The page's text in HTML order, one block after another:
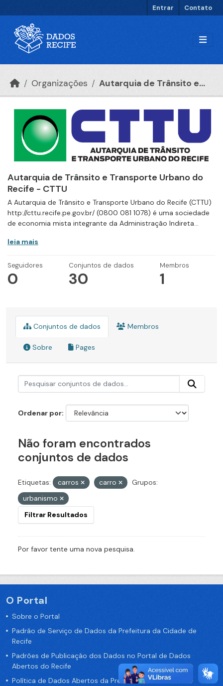
Entrar Contato
Organizações Autarquia de Trânsito e...
Autarquia de Trânsito e Transporte Urbano do
Recife - CTTU
A Autarquia de Trânsito e Transporte Urbano do Recife (CTTU)
http://cttu.recife.pe.gov.br/ (0800 081 1078) é uma sociedade
de economia mista integrante da Administração Indireta...
leia mais
Seguidores
0
Conjuntos de dados
30
Membros
1
Conjuntos de dados Membros
Sobre Pages
Ordenar por
Não foram encontrados
conjuntos de dados
Etiquetas: carros carro
Grupos:
urbanismo
Filtrar Resultados
Por favor tente uma nova pesquisa.
O Portal
Sobre o Portal
Padrão de Serviço de Dados da Prefeitura da Cidade de
Recife
Padrões de Publicação dos Dados no Portal de Dados
Abertos do Recife
Política de Dados Abertos da Prefeitura do Recife